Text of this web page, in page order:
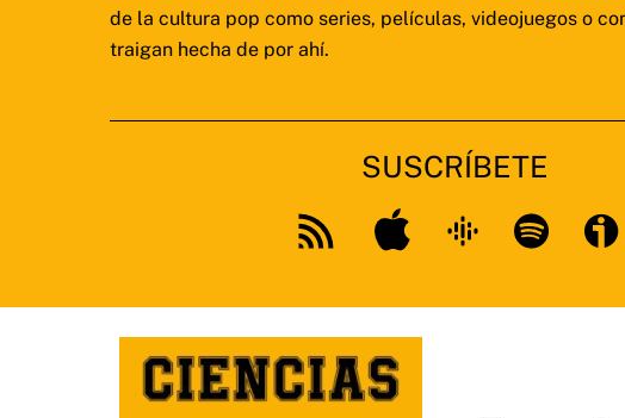
de la cultura pop como series, películas, videojuegos o
traigan hecha de por ahí.
SUSCRÍBETE
Feed
Apple
Google
Spotify